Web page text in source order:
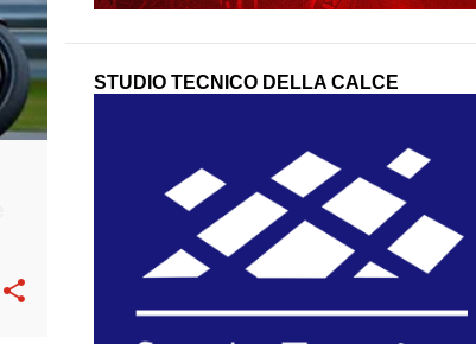
STUDIO TECNICO DELLA CALCE